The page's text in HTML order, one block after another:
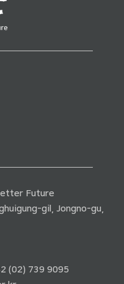
Future
gil, Jongno-gu,
(02) 739 9095